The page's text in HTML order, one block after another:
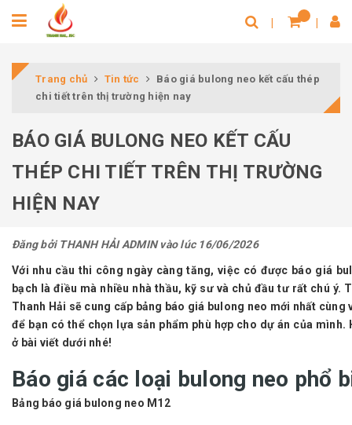
Trang chủ Tin tức
Báo giá bulong neo kết cấu thép
chi tiết trên thị trường hiện nay
BÁO GIÁ BULONG NEO KẾT CẤU
THÉP CHI TIẾT TRÊN THỊ TRƯỜNG
HIỆN NAY
Đăng bởiTHANH HẢI ADMINvào lúc 16/06/2026
Với nhu cầu thi công ngày càng tăng, việc có được báo giá
bạch là điều mà nhiều nhà thầu, kỹ sư và chủ đầu tư rất chú ý.
Thanh Hải sẽ cung cấp bảng báo giá bulong neo mới nhất
để bạn có thể chọn lựa sản phẩm phù hợp cho dự án của
ở bài viết dưới nhé!
Báo giá các loại bulong neo phổ
Bảng báo giá bulong neo M12